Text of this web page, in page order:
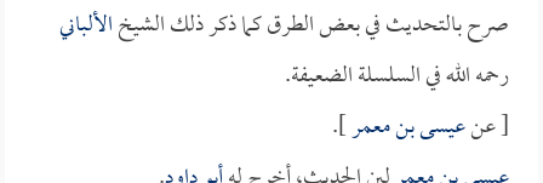
صرح بالتحديث في بعض الطرق كما ذكر ذلك الشيخالألباني
رحمه الله في السلسلة الضعيفة.
[ عنعيسى بن معمر].